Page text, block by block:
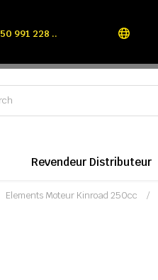
991 228 ..
Revendeur Distributeur
Elements Moteur Kinroad 250cc